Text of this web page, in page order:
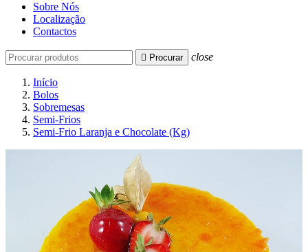
Sobre Nós
Localização
Contactos
 Procurar close
Início
Bolos
Sobremesas
Semi-Frios
Semi-Frio Laranja e Chocolate (Kg)